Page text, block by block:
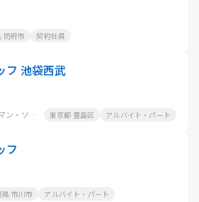
防府市 契約社員
フ 池袋西武
株式会社三越伊勢丹ヒューマン・ソリューションズ 東京都 豊島区 アルバイト・パート
フ
県 市川市 アルバイト・パート